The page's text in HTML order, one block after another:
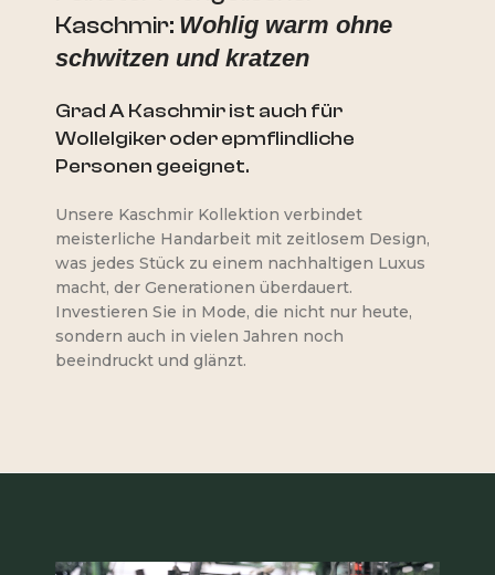
Kaschmir: Wohlig warm ohne
schwitzen und kratzen
Grad A Kaschmir ist auch für
Wollelgiker oder epmflindliche
Personen geeignet.
Unsere Kaschmir Kollektion verbindet
meisterliche Handarbeit mit zeitlosem Design,
was jedes Stück zu einem nachhaltigen Luxus
macht, der Generationen überdauert.
Investieren Sie in Mode, die nicht nur heute,
sondern auch in vielen Jahren noch
beeindruckt und glänzt.